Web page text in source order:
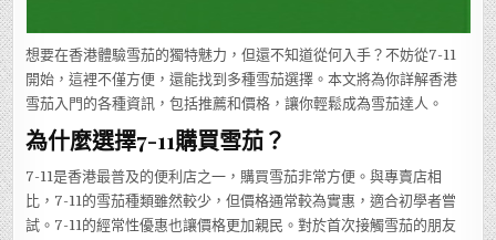
想要在香港體驗雪茄的獨特魅力，但還不知道從何入手？不妨從7-11
開始，這裡不僅方便，還能找到多種雪茄選擇。本文將為你詳解香港
雪茄入門的各種資訊，包括推薦和價格，讓你輕鬆成為雪茄達人。
為什麼選擇7-11購買雪茄？
7-11是香港最普及的便利店之一，購買雪茄非常方便。與專賣店相
比，7-11的雪茄種類雖然較少，但價格通常較為實惠，適合初學者嘗
試。7-11的經常性優惠也讓價格更加親民。對於首次接觸雪茄的朋友